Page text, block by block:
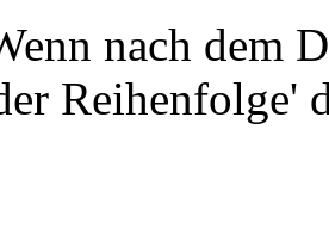
nach dem
Reihenfolge'